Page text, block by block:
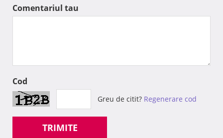
Comentariul tau
Cod
Greu de citit? Regenerare cod
TRIMITE